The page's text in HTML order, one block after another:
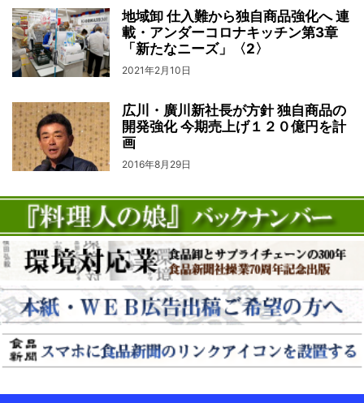
地域卸 仕入難から独自商品強化へ 連
載・アンダーコロナキッチン第3章
「新たなニーズ」〈2〉
2021年2月10日
広川・廣川新社長が方針 独自商品の
開発強化 今期売上げ１２０億円を計
画
2016年8月29日